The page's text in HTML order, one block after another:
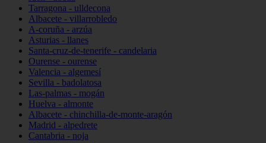
Tarragona - ulldecona
Albacete - villarrobledo
A-coruña - arzúa
Asturias - llanes
Santa-cruz-de-tenerife - candelaria
Ourense - ourense
Valencia - algemesí
Sevilla - badolatosa
Las-palmas - mogán
Huelva - almonte
Albacete - chinchilla-de-monte-aragón
Madrid - alpedrete
Cantabria - noja